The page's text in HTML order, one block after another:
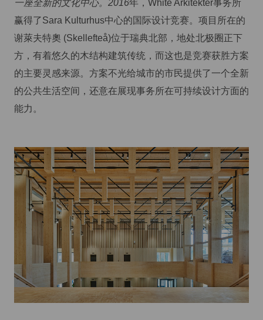
一座全新的文化中心。2016年，White Arkitekter事务所
赢得了Sara Kulturhus中心的国际设计竞赛。项目所在的
谢萊夫特奧 (Skellefteå)位于瑞典北部，地处北极圈正下
方，有着悠久的木结构建筑传统，而这也是竞赛获胜方案
的主要灵感来源。方案不光给城市的市民提供了一个全新
的公共生活空间，还意在展现事务所在可持续设计方面的
能力。